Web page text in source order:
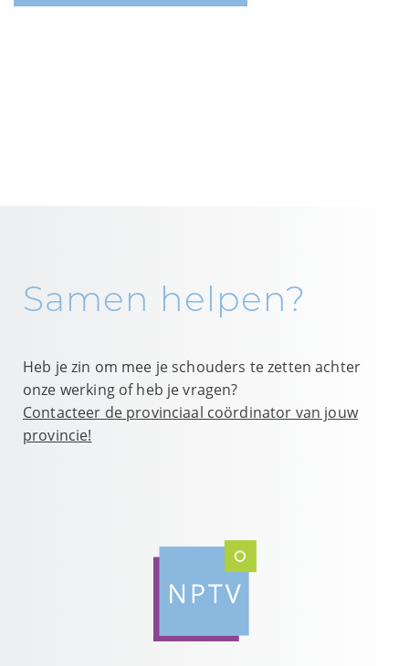
Samen helpen?
Heb je zin om mee je schouders te zetten achter
onze werking of heb je vragen?
Contacteer de provinciaal coördinator van jouw
provincie!